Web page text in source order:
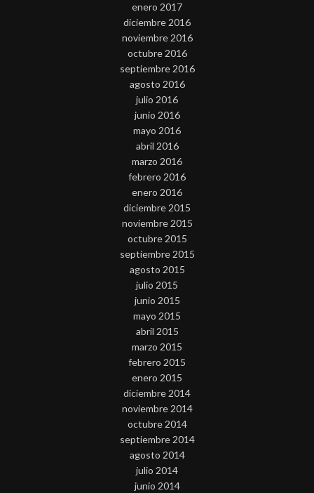
enero 2017
diciembre 2016
noviembre 2016
octubre 2016
septiembre 2016
agosto 2016
julio 2016
junio 2016
mayo 2016
abril 2016
marzo 2016
febrero 2016
enero 2016
diciembre 2015
noviembre 2015
octubre 2015
septiembre 2015
agosto 2015
julio 2015
junio 2015
mayo 2015
abril 2015
marzo 2015
febrero 2015
enero 2015
diciembre 2014
noviembre 2014
octubre 2014
septiembre 2014
agosto 2014
julio 2014
junio 2014